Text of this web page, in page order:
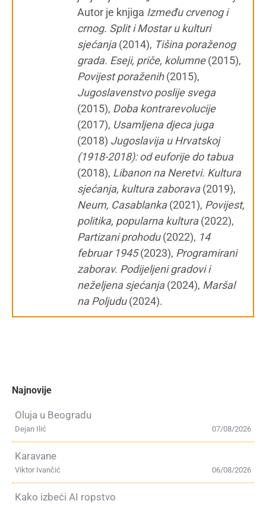
Autor je knjiga Između crvenog i
crnog. Split i Mostar u kulturi
sjećanja(2014), Tišina poraženog
grada. Eseji, priče, kolumne(2015),
Povijest poraženih(2015),
Jugoslavenstvo poslije svega
(2015), Doba kontrarevolucije
(2017), Usamljena djeca juga
(2018) Jugoslavija u Hrvatskoj
(1918-2018): od euforije do tabua
(2018), Libanon na Neretvi. Kultura
sjećanja, kultura zaborava(2019),
Neum, Casablanka(2021), Povijest,
politika, popularna kultura(2022),
Partizani prohodu(2022), 14
februar 1945(2023), Programirani
zaborav. Podijeljeni gradovi i
neželjena sjećanja(2024), Maršal
na Poljudu(2024).
Najnovije
Oluja u Beogradu
07/08/2026
Dejan Ilić
Karavane
06/08/2026
Viktor Ivančić
Kako izbeći AI ropstvo